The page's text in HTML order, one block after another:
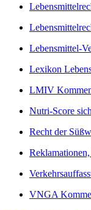
Lebensmittel-
Lexikon
LMIV
Nutri-Score
Recht der
VNGA